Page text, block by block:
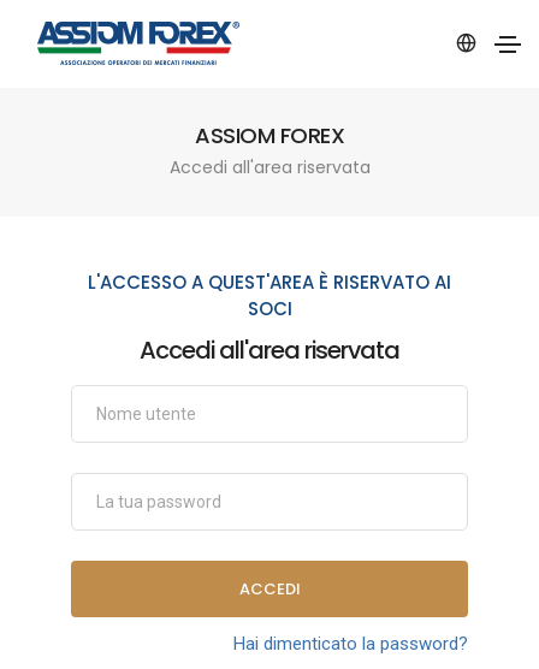
ASSIOM FOREX
Accedi all'area riservata
L'ACCESSO A QUEST'AREA È RISERVATO AI
SOCI
Accedi all'area riservata
ACCEDI
Hai dimenticato la password?